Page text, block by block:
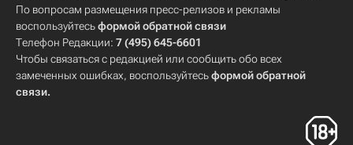
По вопросам размещения пресс-релизов и рекламы
воспользуйтесьформой обратной связи
Телефон Редакции: 7 (495) 645-6601
Чтобы связаться с редакцией или сообщить обо всех
замеченных ошибках, воспользуйтесьформой обратной
связи.